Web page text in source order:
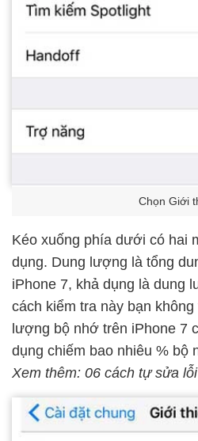
Chọn Giới
Kéo xuống phía dưới có hai
dụng. Dung lượng là tổng
iPhone 7, khả dụng là dung
cách kiểm tra này bạn
lượng bộ nhớ trên iPhone 7
dụng chiếm bao nhiêu % bộ
Xem thêm: 06 cách tự sửa lỗi